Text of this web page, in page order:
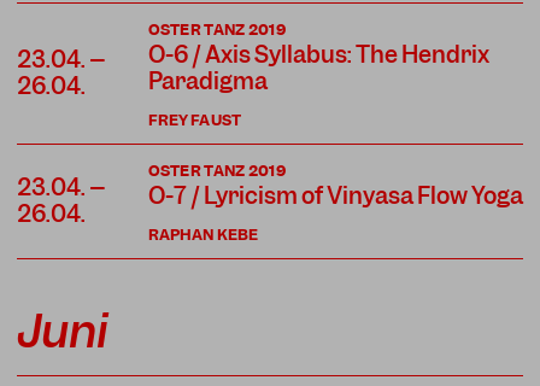
23.04. –
26.04.
FREY FAUST
OSTER TANZ 2019
O-6 / Axis Syllabus: The Hendrix
Paradigma
23.04. –
26.04.
RAPHAN KEBE
OSTER TANZ 2019
O-7 / Lyricism of Vinyasa Flow Yoga
Juni